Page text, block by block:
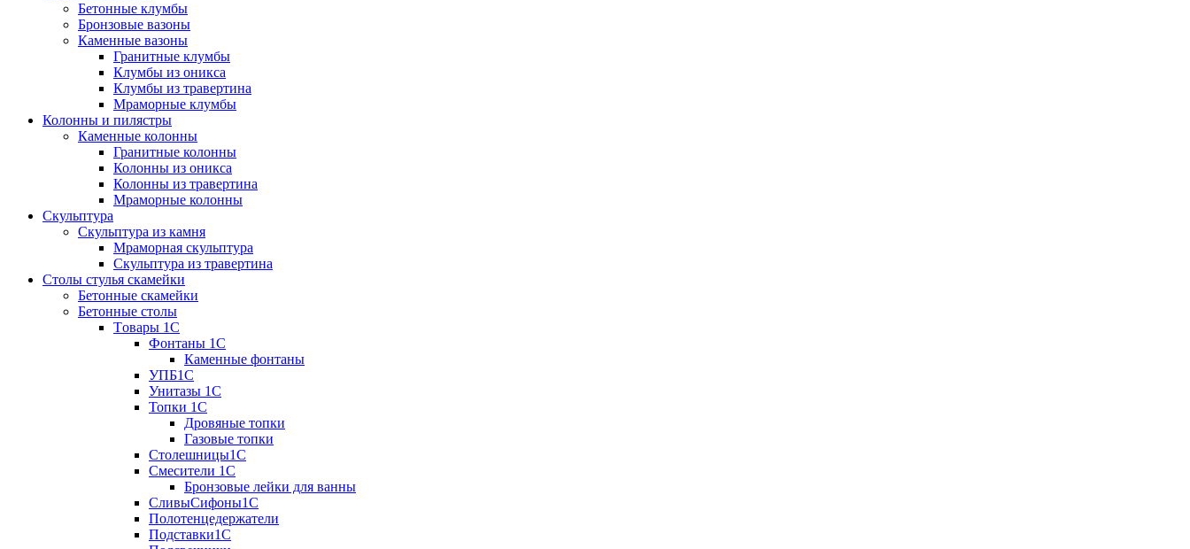
Бетонные клумбы
Бронзовые вазоны
Каменные вазоны
Гранитные клумбы
Клумбы из оникса
Клумбы из травертина
Мраморные клумбы
Колонны и пилястры
Каменные колонны
Гранитные колонны
Колонны из оникса
Колонны из травертина
Мраморные колонны
Скульптура
Скульптура из камня
Мраморная скульптура
Скульптура из травертина
Столы стулья скамейки
Бетонные скамейки
Бетонные столы
Tовары 1C
Фонтаны 1C
Каменные фонтаны
УПБ1С
Унитазы 1С
Топки 1С
Дровяные топки
Газовые топки
Столешницы1С
Смесители 1С
Бронзовые лейки для ванны
СливыСифоны1С
Полотенцедержатели
Подставки1С